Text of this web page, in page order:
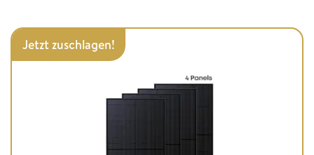
Jetzt zuschlagen!